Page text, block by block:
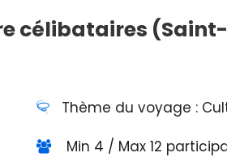
célibataires (Saint-
Thème du voyage :
Min 4 / Max 12